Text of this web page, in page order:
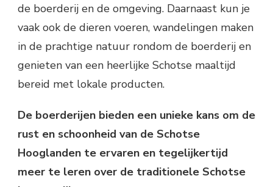
de boerderij en de omgeving. Daarnaast kun je
vaak ook de dieren voeren, wandelingen maken
in de prachtige natuur rondom de boerderij en
genieten van een heerlijke Schotse maaltijd
bereid met lokale producten.
De boerderijen bieden een unieke kans om de
rust en schoonheid van de Schotse
Hooglanden te ervaren en tegelijkertijd
meer te leren over de traditionele Schotse